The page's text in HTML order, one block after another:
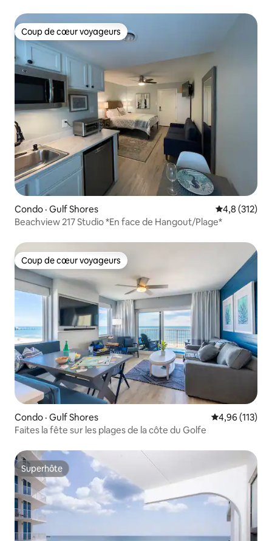
Coup de cœur voyageurs
Coup de cœur voyageurs
Condo · Gulf Shores Note
4,8 (312)
Beachview 217 Studio *En face de Hangout/Plage*
Coup de cœur voyageurs
Coup de cœur voyageurs
Condo · Gulf Shores Note
4,96 (113)
Faites la fête sur les plages de la côte du Golfe
Superhôte
Superhôte